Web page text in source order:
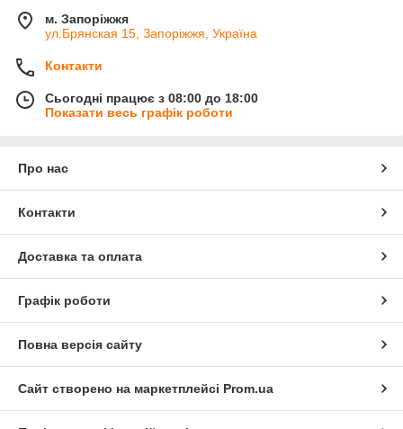
м. Запоріжжя
ул.Брянская 15, Запоріжжя, Україна
Контакти
Сьогодні працює з 08:00 до 18:00
Показати весь графік роботи
Про нас
Контакти
Доставка та оплата
Графік роботи
Повна версія сайту
Сайт створено на маркетплейсі Prom.ua